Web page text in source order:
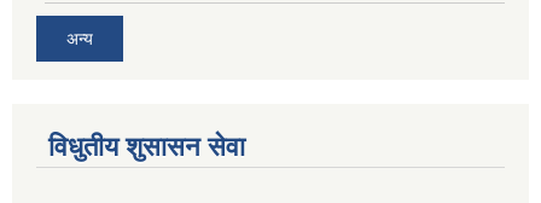
अन्य
विधुतीय शुसासन सेवा